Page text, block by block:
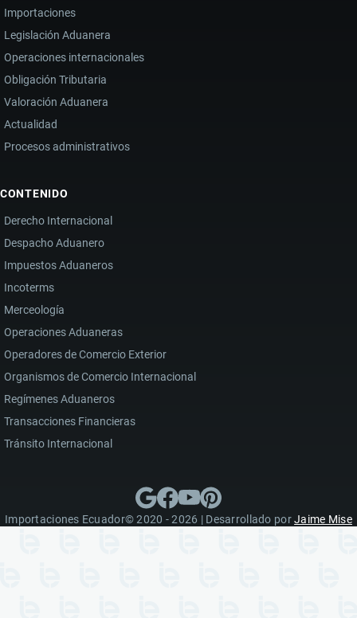
Importaciones
Legislación Aduanera
Operaciones internacionales
Obligación Tributaria
Valoración Aduanera
Actualidad
Procesos administrativos
CONTENIDO
Derecho Internacional
Despacho Aduanero
Impuestos Aduaneros
Incoterms
Merceología
Operaciones Aduaneras
Operadores de Comercio Exterior
Organismos de Comercio Internacional
Regímenes Aduaneros
Transacciones Financieras
Tránsito Internacional
Importaciones Ecuador© 2020 - 2026 | Desarrollado porJaime Mise